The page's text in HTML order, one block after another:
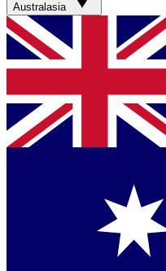
Australasia